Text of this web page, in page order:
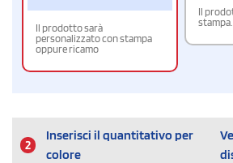
Il prodotto sarà
personalizzato con stampa
oppure ricamo
Il
stampa.
2
Inserisci il quantitativo per
colore